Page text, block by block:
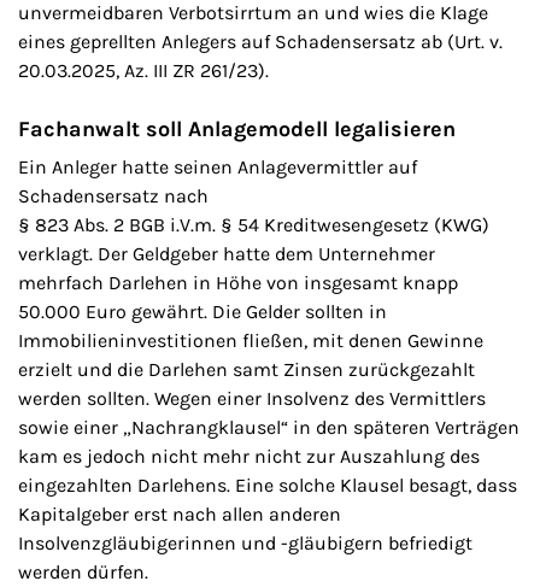
unvermeidbaren Verbotsirrtum an und wies die Klage
eines geprellten Anlegers auf Schadensersatz ab (Urt. v.
20.03.2025, Az. III ZR 261/23).
Fachanwalt soll Anlagemodell legalisieren
Ein Anleger hatte seinen Anlagevermittler auf
Schadensersatz nach
§ 823 Abs. 2 BGB i.V.m. § 54 Kreditwesengesetz (KWG)
verklagt. Der Geldgeber hatte dem Unternehmer
mehrfach Darlehen in Höhe von insgesamt knapp
50.000 Euro gewährt. Die Gelder sollten in
Immobilieninvestitionen fließen, mit denen Gewinne
erzielt und die Darlehen samt Zinsen zurückgezahlt
werden sollten. Wegen einer Insolvenz des Vermittlers
sowie einer „Nachrangklausel“ in den späteren Verträgen
kam es jedoch nicht mehr nicht zur Auszahlung des
eingezahlten Darlehens. Eine solche Klausel besagt, dass
Kapitalgeber erst nach allen anderen
Insolvenzgläubigerinnen und -gläubigern befriedigt
werden dürfen.